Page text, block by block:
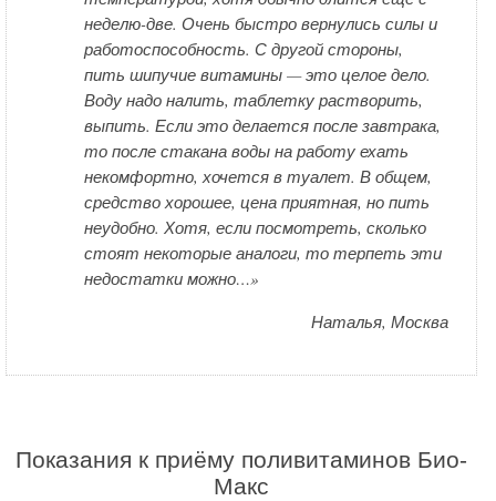
неделю-две. Очень быстро вернулись силы и
работоспособность. С другой стороны,
пить шипучие витамины — это целое дело.
Воду надо налить, таблетку растворить,
выпить. Если это делается после завтрака,
то после стакана воды на работу ехать
некомфортно, хочется в туалет. В общем,
средство хорошее, цена приятная, но пить
неудобно. Хотя, если посмотреть, сколько
стоят некоторые аналоги, то терпеть эти
недостатки можно…»
Наталья, Москва
Показания к приёму поливитаминов Био-
Макс